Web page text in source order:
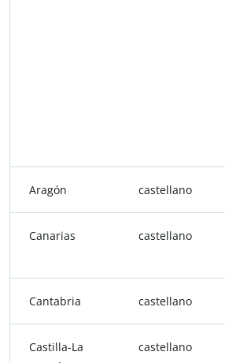
Aragón castellano
Canarias castellano
Cantabria castellano
Castilla-La
castellano